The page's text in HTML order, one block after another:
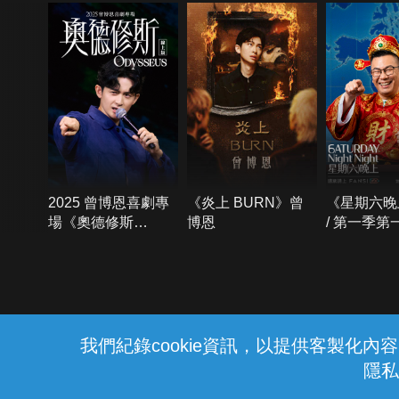
我們紀錄cookie資訊，以提供客製化內
隱
2025 曾博恩喜劇專
場《奧德修斯
《炎上 BURN》曾
博恩
《星期六
/ 第一季第